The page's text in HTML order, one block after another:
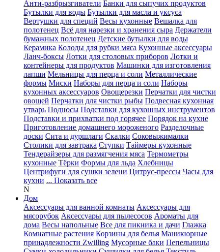
Анти-разбрызгиватели Банки для сыпучих продуктов
Бутылки для воды Бутылки для масла и уксуса
Вертушки для специй Весы кухонные Вешалка для
полотенец Всё для нарезки и хранения сыра Держатели
бумажных полотенец Детские бутылки для воды
Керамика Колоды для рубки мяса Кухонные аксессуары
Ланч-боксы Лотки для столовых приборов Лотки и
контейнеры для продуктов Машинки для изготовления
лапши Мельницы для перца и соли Металлические
формы Миски Наборы для перца и соли Наборы
кухонных аксессуаров Овощерезки Перчатки для чистки
овощей Перчатки для чистки рыбы Подвесная кухонная
утварь Подносы Подставки для кухонных инструментов
Подставки и прихватки под горячее Порядок на кухне
Приготовление домашнего мороженого Разделочные
доски Сита и дуршлаги Скалки Соковыжималки
Столики для завтрака Ступки Таймеры кухонные
Тендерайзеры для размягчения мяса Термометры
кухонные Тёрки Формы для льда Хлебницы
Центрифуги для сушки зелени Цитрус-прессы Часы для
кухни ... Показать все
N
Дом
Аксессуары для ванной комнаты Аксессуары для
мясорубок Аксессуары для пылесосов Ароматы для
дома Весы напольные Все для пикника и дачи Глажка
Комнатные растения Корзины для белья Маникюрные
принадлежности Zwilling Мусорные баки Пепельницы